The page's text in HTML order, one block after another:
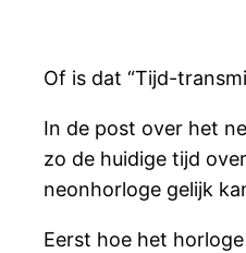
Of is dat “Tijd-
In de post over het
zo de huidige tijd
neonhorloge gelijk
Eerst hoe het